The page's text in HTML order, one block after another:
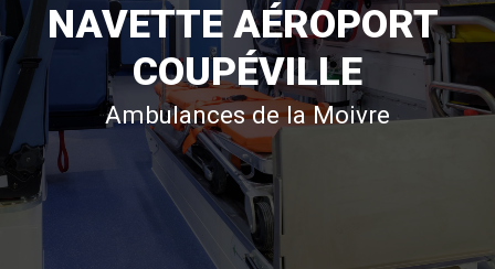
NAVETTE AÉROPORT
COUPÉVILLE
Ambulances de la Moivre